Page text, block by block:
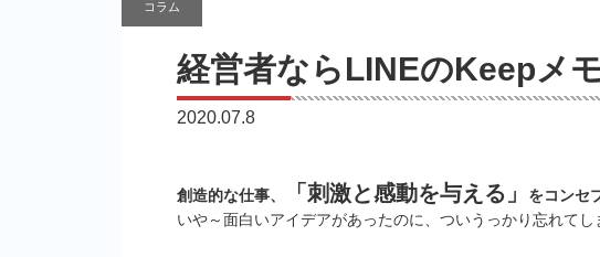
コラム
経営者ならLINEのKeepメ
2020.07.8
創造的な仕事、 「刺激と感動を与える」 をコンセ
いや～面白いアイデアがあったのに、ついうっかり忘れてし